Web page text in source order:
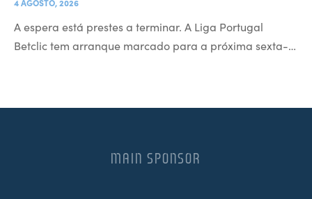
A espera está prestes a terminar. A Liga Portugal
Betclic tem arranque marcado para a próxima sexta-…
MAIN SPONSOR